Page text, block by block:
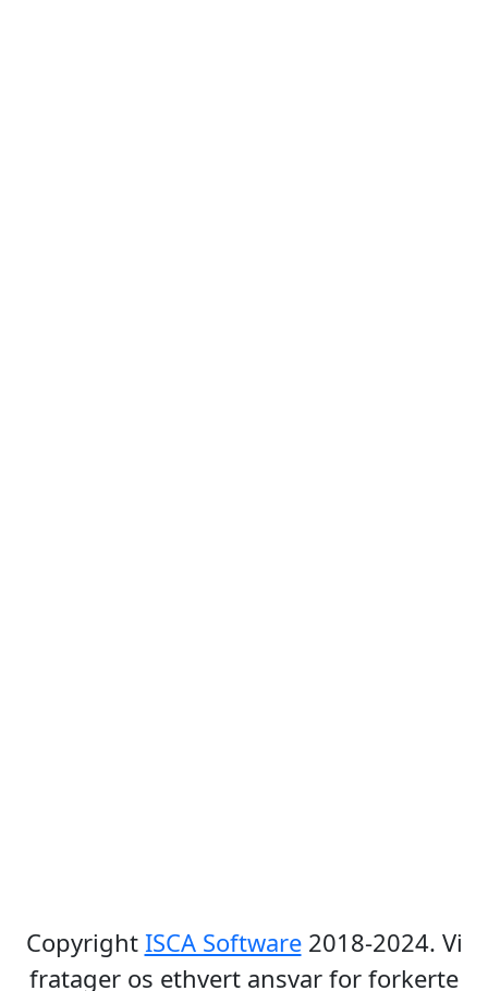
Copyright ISCA Software2018-2024. Vi
fratager os ethvert ansvar for forkerte